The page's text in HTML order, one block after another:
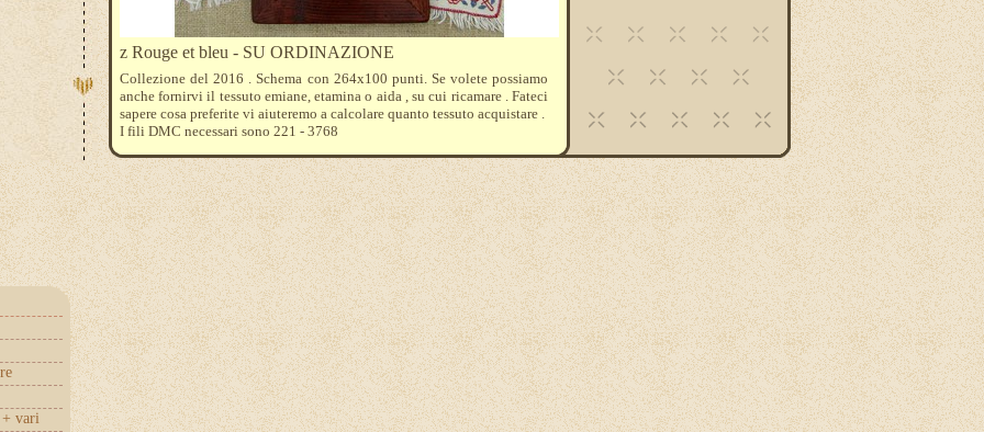
+ vari
z Rouge et bleu - SU ORDINAZIONE
Collezione del 2016 . Schema con 264x100 punti. Se volete possiamo
anche fornirvi il tessuto emiane, etamina o aida , su cui ricamare . Fateci
sapere cosa preferite vi aiuteremo a calcolare quanto tessuto acquistare .
I fili DMC necessari sono 221 - 3768
maiuscoli proposti in blu